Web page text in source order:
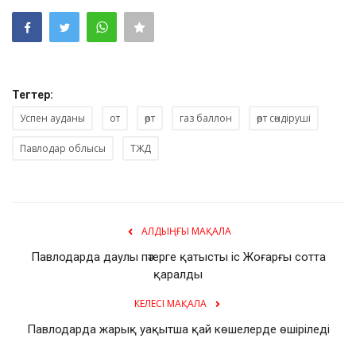
Тегтер:
Успен ауданы от өрт газ баллон өрт сөндіруші
Павлодар облысы ТЖД
АЛДЫҢҒЫ МАҚАЛА
Павлодарда даулы пәтерге қатысты іс Жоғарғы сотта
қаралды
КЕЛЕСІ МАҚАЛА
Павлодарда жарық уақытша қай көшелерде өшіріледі